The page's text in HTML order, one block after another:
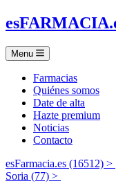
esFARMACIA
Menu
Farmacias
Quiénes somos
Date de alta
Hazte premium
Noticias
Contacto
esFarmacia.es (16512) >
Soria (77) >